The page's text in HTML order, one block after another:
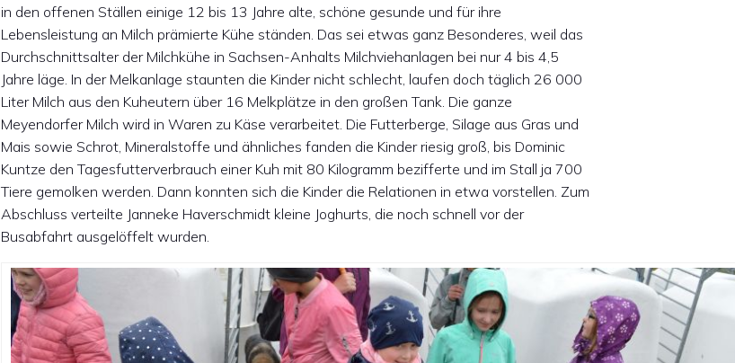
in den offenen Ställen einige 12 bis 13 Jahre alte, schöne gesunde und für ihre
Lebensleistung an Milch prämierte Kühe ständen. Das sei etwas ganz Besonderes, weil das
Durchschnittsalter der Milchkühe in Sachsen-Anhalts Milchviehanlagen bei nur 4 bis 4,5
Jahre läge. In der Melkanlage staunten die Kinder nicht schlecht, laufen doch täglich 26 000
Liter Milch aus den Kuheutern über 16 Melkplätze in den großen Tank. Die ganze
Meyendorfer Milch wird in Waren zu Käse verarbeitet. Die Futterberge, Silage aus Gras und
Mais sowie Schrot, Mineralstoffe und ähnliches fanden die Kinder riesig groß, bis Dominic
Kuntze den Tagesfutterverbrauch einer Kuh mit 80 Kilogramm bezifferte und im Stall ja 700
Tiere gemolken werden. Dann konnten sich die Kinder die Relationen in etwa vorstellen. Zum
Abschluss verteilte Janneke Haverschmidt kleine Joghurts, die noch schnell vor der
Busabfahrt ausgelöffelt wurden.